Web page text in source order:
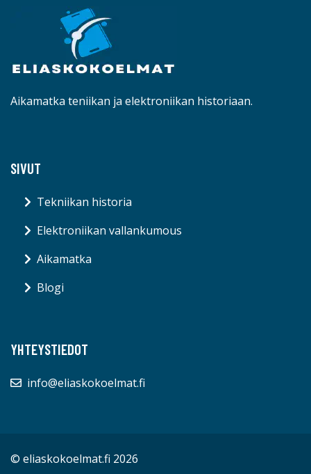
Aikamatka teniikan ja elektroniikan historiaan.
SIVUT
Tekniikan historia
Elektroniikan vallankumous
Aikamatka
Blogi
YHTEYSTIEDOT
info@eliaskokoelmat.fi
© eliaskokoelmat.fi 2026